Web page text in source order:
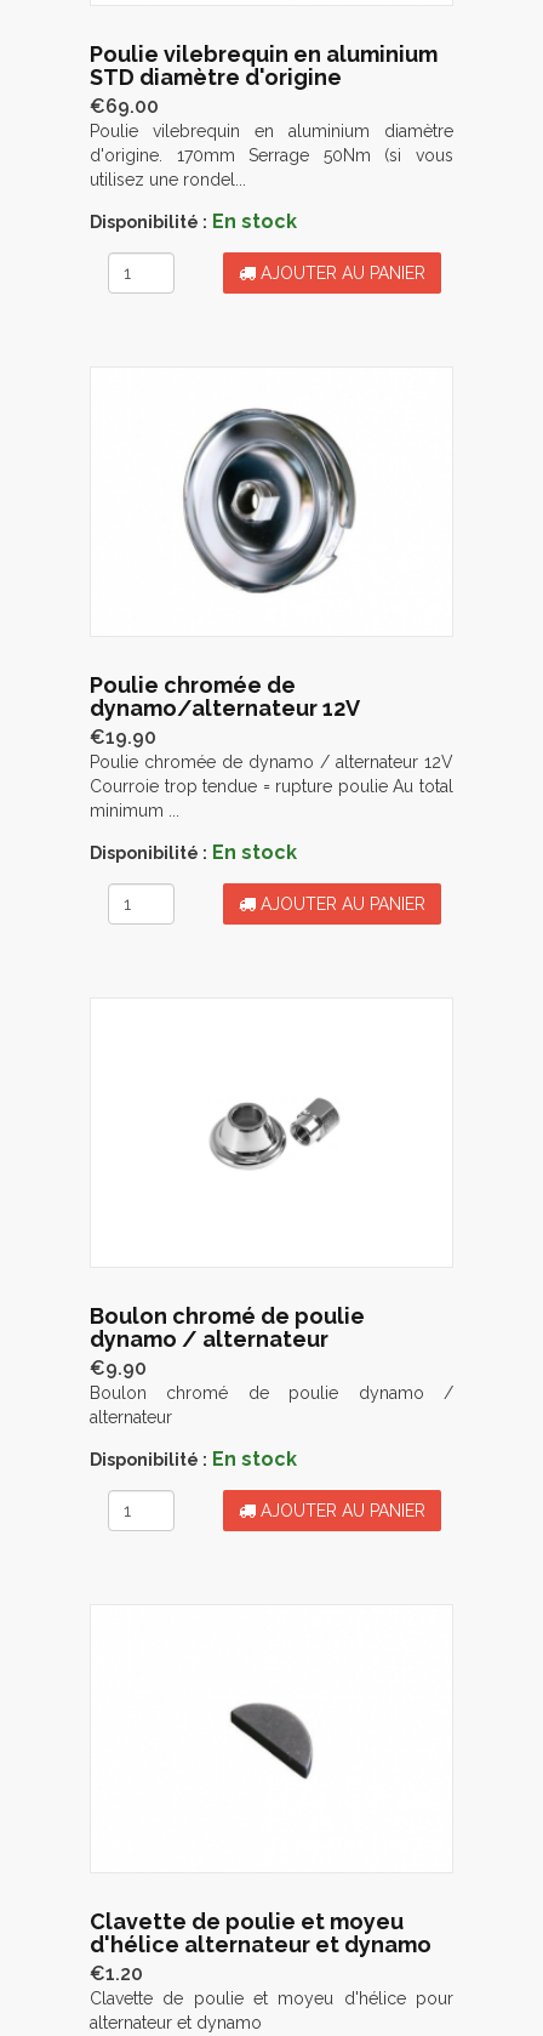
Poulie vilebrequin en aluminium
STD diamètre d'origine
€69.00
Poulie vilebrequin en aluminium diamètre
d'origine. 170mm Serrage 50Nm (si vous
utilisez une rondel...
Disponibilité : En stock
AJOUTER AU PANIER
Poulie chromée de
dynamo/alternateur 12V
€19.90
Poulie chromée de dynamo / alternateur 12V
Courroie trop tendue = rupture poulie Au total
minimum ...
Disponibilité : En stock
AJOUTER AU PANIER
Boulon chromé de poulie
dynamo / alternateur
€9.90
Boulon chromé de poulie dynamo /
alternateur
Disponibilité : En stock
AJOUTER AU PANIER
Clavette de poulie et moyeu
d'hélice alternateur et dynamo
€1.20
Clavette de poulie et moyeu d'hélice pour
alternateur et dynamo